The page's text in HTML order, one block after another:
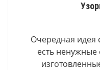
Очередная идея
есть